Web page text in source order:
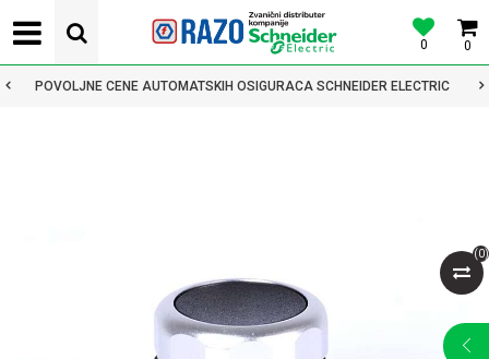
0
0
POVOLJNE CENE AUTOMATSKIH OSIGURACA SCHNEIDER ELECTRIC
(0)